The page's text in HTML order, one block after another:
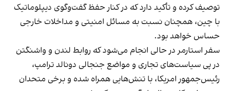
توصیف کرده و تأکید دارد که در کنار حفظ گفت‌وگوی دیپلوماتیک
با چین، همچنان نسبت به مسائل امنیتی و مداخلات خارجی
حساس خواهد بود.
سفر استارمر در حالی انجام می‌شود که روابط لندن و واشنگتن
در پی سیاست‌های تجاری و مواضع جنجالی دونالد ترامپ،
رئیس‌جمهور امریکا، با تنش‌هایی همراه شده و برخی متحدان